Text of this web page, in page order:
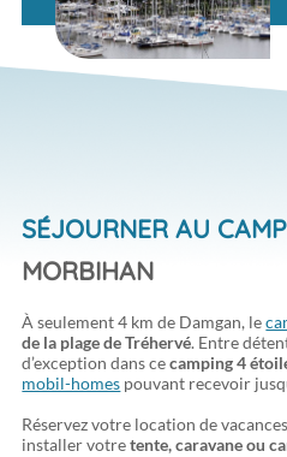
SÉJOURNER AU
MORBIHAN
À seulement 4 km de Damgan, le
de la plage de Tréhervé. Entre
d’exception dans cecamping 4
mobil-homes pouvant recevoir
Réservez votre location de
installer votretente, caravane ou